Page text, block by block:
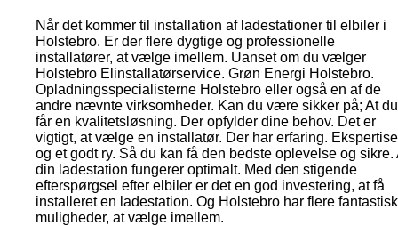
Når det kommer til installation af ladestationer til elbiler i
Holstebro. Er der flere dygtige og professionelle
installatører, at vælge imellem. Uanset om du vælger
Holstebro Elinstallatørservice. Grøn Energi Holstebro.
Opladningsspecialisterne Holstebro eller også en af de
andre nævnte virksomheder. Kan du være sikker på; At du
får en kvalitetsløsning. Der opfylder dine behov. Det er
vigtigt, at vælge en installatør. Der har erfaring. Ekspertise
og et godt ry. Så du kan få den bedste oplevelse og sikre.
din ladestation fungerer optimalt. Med den stigende
efterspørgsel efter elbiler er det en god investering, at få
installeret en ladestation. Og Holstebro har flere
muligheder, at vælge imellem.